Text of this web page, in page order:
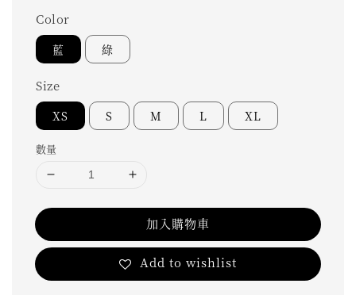
Color
藍 綠
Size
XS S M L XL
數量
加入購物車
Add to wishlist